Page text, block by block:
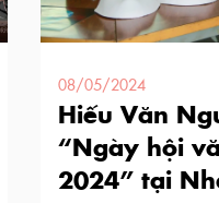
08/05/2024
Hiếu Văn
“Ngày hội
2024” tại